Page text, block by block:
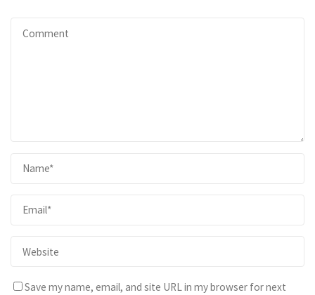
Save my name, email, and site URL in my browser for next